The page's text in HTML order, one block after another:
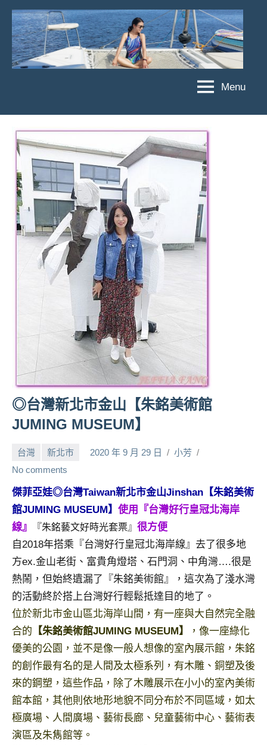
Skip
content
菲
亞
娃
JEFFIA
FANG
亞
娃
絲
團、
主
題
旅
人
賓、
News
金
號
節
班
底、
外
景
目
主
持、
吳
哥
泰
國
旅
遊
書
作
者、
Menu
◎台灣新北市金山【朱銘美術館
JUMING MUSEUM】
台灣 新北市 2020 年 9 月 29 日
小芳
No comments
傑菲亞娃◎台灣Taiwan新北市金山Jinshan 【朱銘美術
館JUMING MUSEUM】 使用『台灣好行皇冠北海岸
線』
『朱銘藝文好時光套票』 很方便
自2018年搭乘『台灣好行皇冠北海岸線』去了很多地
方ex.金山老街、富貴角燈塔、石門洞、中角灣….很是
熱鬧，但始終遺漏了『朱銘美術館』，這次為了淺水灣
的活動終於搭上台灣好行輕鬆抵達目的地了。
位於新北市金山區北海岸山間，有一座與大自然完全融
合的 【朱銘美術館JUMING MUSEUM】
，像一座綠化
優美的公園，並不是像一般人想像的室內展示館，朱銘
的創作最有名的是人間及太極系列，有木雕、銅塑及後
來的鋼塑，這些作品，除了木雕展示在小小的室內美術
館本館，其他則依地形地貌不同分布於不同區域，如太
極廣場、人間廣場、藝術長廊、兒童藝術中心、藝術表
演區及朱雋館等。